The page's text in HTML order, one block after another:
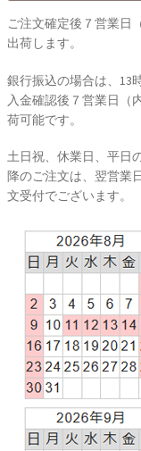
ご注文確定後７営業日
出荷します。
銀行振込の場合は、13
入金確認後７営業日（
荷可能です。
土日祝、休業日、平日
降のご注文は、翌営業
文受付でございます。